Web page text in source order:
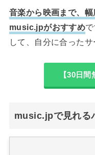
音楽から映画まで、
music.jpがおすすめ
して、自分に合った
【30日
music.jpで見れる